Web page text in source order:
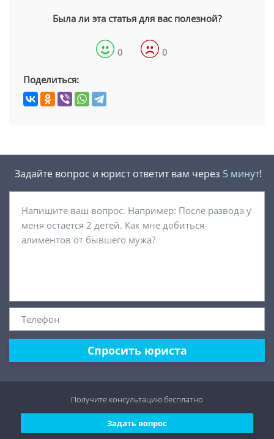
Была ли эта статья для вас полезной?
0 0
Поделиться:
Задайте вопрос и юрист ответит вам через 5 минут!
Спросить юриста
Задать вопрос
Получите консультациюбесплатно